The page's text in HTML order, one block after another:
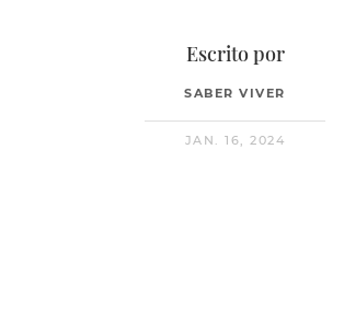
Escrito por
SABER VIVER
JAN. 16, 2024